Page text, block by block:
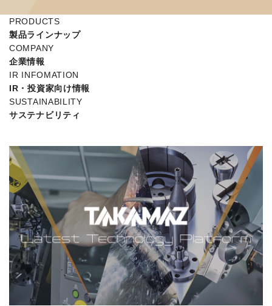
PRODUCTS
製品ラインナップ
COMPANY
企業情報
IR INFOMATION
IR・投資家向け情報
SUSTAINABILITY
サステナビリティ